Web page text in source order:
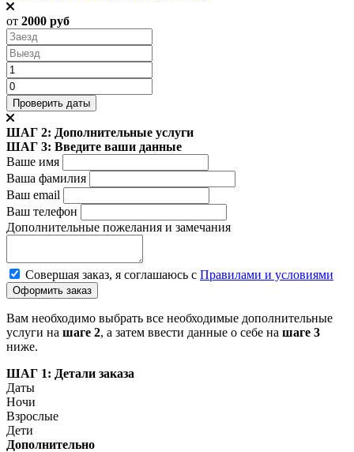
от 2000 руб
ШАГ 2: Дополнительные услуги
ШАГ 3: Введите ваши данные
Ваше имя
Ваша фамилия
Ваш email
Ваш телефон
Дополнительные пожелания и замечания
Совершая заказ, я соглашаюсь с Правилами и условиями
Вам необходимо выбрать все необходимые дополнительные
услуги на шаге 2, а затем ввести данные о себе на шаге 3
ниже.
ШАГ 1: Детали заказа
Даты
Ночи
Взрослые
Дети
Дополнительно